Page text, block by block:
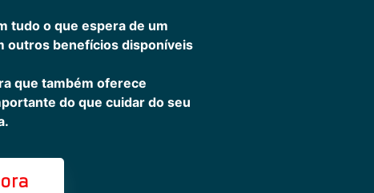
tudo o que espera de um
outros benefícios disponíveis
que também oferece
do que cuidar do seu